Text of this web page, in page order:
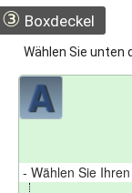
③ Boxdeckel
Wählen Sie unten